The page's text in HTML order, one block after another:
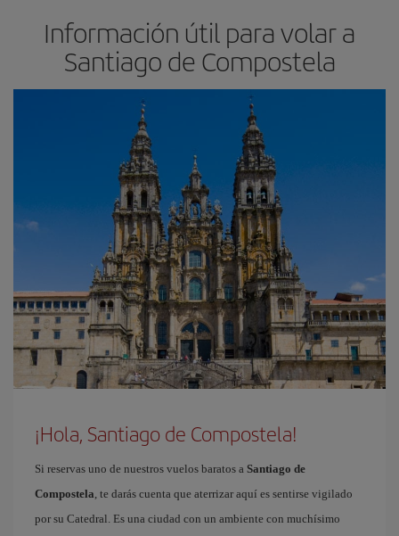
Información útil para volar a
Santiago de Compostela
¡Hola, Santiago de Compostela!
Si reservas uno de nuestros vuelos baratos a Santiago de
Compostela, te darás cuenta que aterrizar aquí es sentirse vigilado
por su Catedral. Es una ciudad con un ambiente con muchísimo